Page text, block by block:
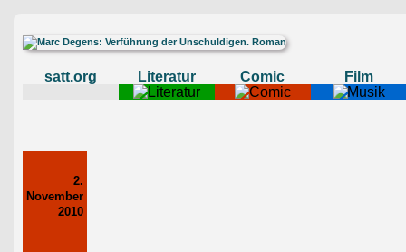
satt.org Literatur Comic Film
2.
November
2010